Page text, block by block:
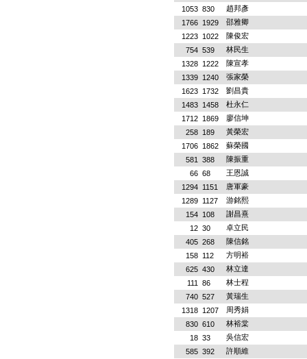
1053 830
趙邦彥
1766
1929
邵雅卿
1223
1022
陳俊宏
754 539
林民生
1328
1222
陳宣孝
1339
1240
張家榮
1623
1732
劉昌貴
1483
1458
杜永仁
1712
1869
廖信坤
258
189
黃榮宏
1706
1862
蘇榮國
581
388
陳振重
66 68
王恩誠
1294
1151
唐軍豪
1289
1127
游銘熙
154
108
謝昌熹
12 30
卓立民
405 268
陳信銘
158
112
方明裕
625 430
林立達
111
86
林士程
740 527
黃瑞生
1318
1207
周秀娟
830 610
林裕棠
18 33
吳信宏
585 392
許順維